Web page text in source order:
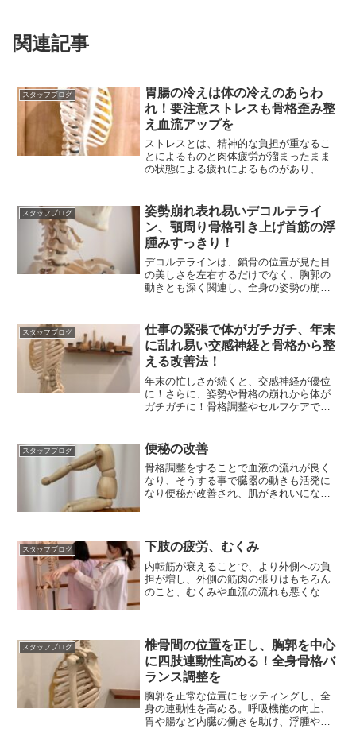
関連記事
スタッフブログ
胃腸の冷えは体の冷えのあらわ
れ！要注意ストレスも骨格歪み整
え血流アップを
ストレスとは、精神的な負担が重なるこ
とによるものと肉体疲労が溜まったまま
の状態による疲れによるものがあり、普
スタッフブログ
姿勢崩れ表れ易いデコルテライ
ン、顎周り骨格引き上げ首筋の浮
腫みすっきり！
デコルテラインは、鎖骨の位置が見た目
の美しさを左右するだけでなく、胸郭の
動きとも深く関連し、全身の姿勢の崩れ
スタッフブログ
仕事の緊張で体がガチガチ、年末
に乱れ易い交感神経と骨格から整
える改善法！
年末の忙しさが続くと、交感神経が優位
に！さらに、姿勢や骨格の崩れから体が
ガチガチに！骨格調整やセルフケアで緊
スタッフブログ 便秘の改善
骨格調整をすることで血液の流れが良く
なり、そうする事で臓器の動きも活発に
なり便秘が改善され、肌がきれいになる
スタッフブログ 下肢の疲労、むくみ
内転筋が衰えることで、より外側への負
担が増し、外側の筋肉の張りはもちろん
のこと、むくみや血流の流れも悪くなり
スタッフブログ
椎骨間の位置を正し、胸郭を中心
に四肢連動性高める！全身骨格バ
ランス調整を
胸郭を正常な位置にセッティングし、全
身の連動性を高める。呼吸機能の向上、
胃や腸など内臓の働きを助け、浮腫やす